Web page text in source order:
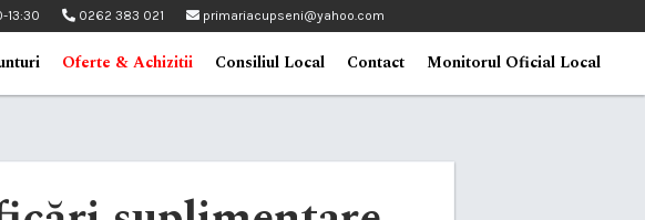
13:30 0262 383 021 primariacupseni@yahoo.com
Oferte & Achizitii Consiliul Local Contact Monitorul Oficial Local